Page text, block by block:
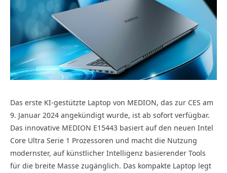
Das erste KI-gestützte Laptop von MEDION, das zur CES am
9. Januar 2024 angekündigt wurde, ist ab sofort verfügbar.
Das innovative MEDION E15443 basiert auf den neuen Intel
Core Ultra Serie 1 Prozessoren und macht die Nutzung
modernster, auf künstlicher Intelligenz basierender Tools
für die breite Masse zugänglich. Das kompakte Laptop legt